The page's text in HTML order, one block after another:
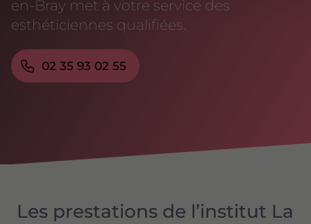
en-Bray met à votre service des
esthéticiennes qualifiées.
02 35 93 02 55
Les prestations de l’institut La